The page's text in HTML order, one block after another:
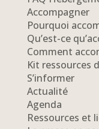
Accompagner
Pourquoi
Qu’est-ce
Comment
Kit ressources
S’informer
Actualité
Agenda
Ressources et